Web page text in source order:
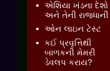
એશિયા ખંડના દેશો
અને તેની રાજધાની
ઓન લાઇન ટેસ્ટ
કઈ પ્રવૃત્તિથી
બાળકની મેમરી
ડેવલપ કરાય?